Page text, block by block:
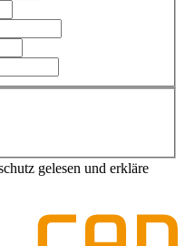
gelesen und erkläre